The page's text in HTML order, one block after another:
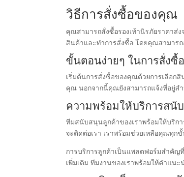
วิธีการสั่งซื้อของคุณ
คุณสามารถสั่งซื้อรองเท้านิรภัยราคาส่ง
สินค้าและทำการสั่งซื้อ โดยคุณสามาร
ขั้นตอนง่ายๆ ในการสั่งซื้อ
เริ่มต้นการสั่งซื้อของคุณด้วยการเลือก
คุณ นอกจากนี้คุณยังสามารถแจ้งที่อยู่สำ
ความพร้อมให้บริการสนั
ทีมสนับสนุนลูกค้าของเราพร้อมให้บริก
จะติดต่อเรา เราพร้อมช่วยเหลือคุณทุก
การบริการลูกค้าเป็นแพลตฟอร์มสำคั
เพิ่มเติม ทีมงานของเราพร้อมให้คำแน